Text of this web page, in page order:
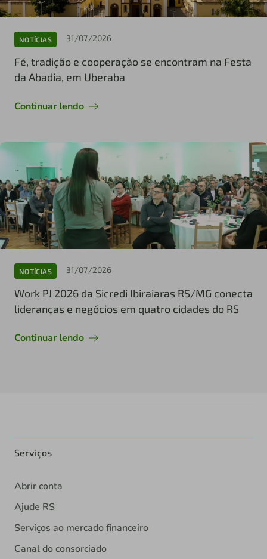
NOTÍCIAS 31/07/2026
Fé, tradição e cooperação se encontram na Festa
da Abadia, em Uberaba
Continuar lendo
NOTÍCIAS 31/07/2026
Work PJ 2026 da Sicredi Ibiraiaras RS/MG conecta
lideranças e negócios em quatro cidades do RS
Continuar lendo
Serviços
Abrir conta
Ajude RS
Serviços ao mercado financeiro
Canal do consorciado